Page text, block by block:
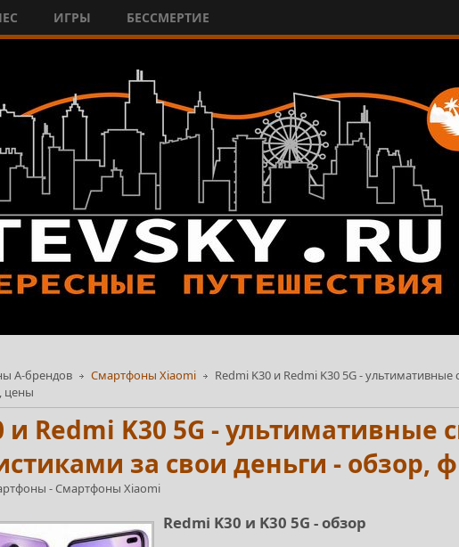
ИГРЫ БЕССМЕРТИЕ
А-брендов Смартфоны Xiaomi
Redmi K30 и Redmi K30 5G -
цены
и Redmi K30 5G -
за свои деньги - обзор,
-Смартфоны Xiaomi
Redmi K30 и K30 5G - обзор